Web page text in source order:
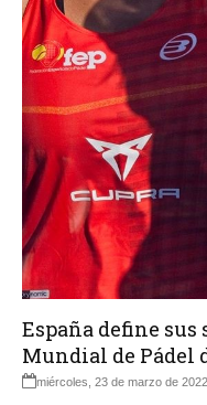
España define sus
Mundial de Pádel
miércoles, 23 de marzo de 2022